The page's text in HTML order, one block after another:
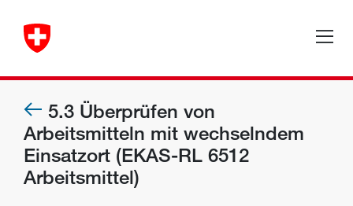
5.3 Überprüfen von
Arbeitsmitteln mit wechselndem
Einsatzort (EKAS-RL 6512
Arbeitsmittel)